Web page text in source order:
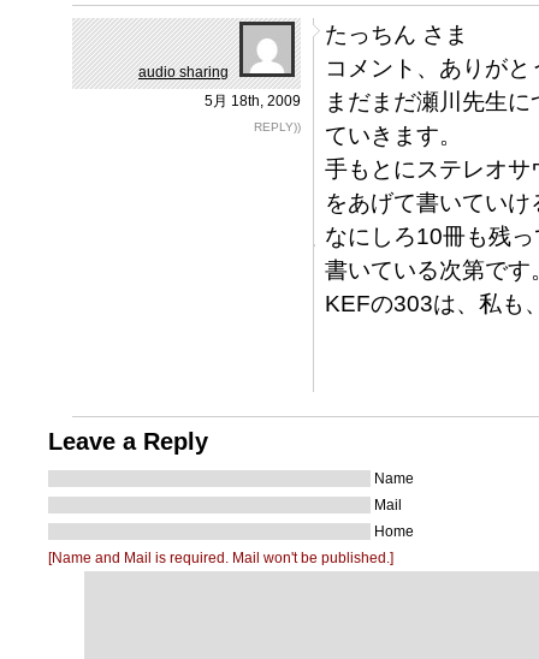
audio sharing
5月 18th, 2009
REPLY))
たっちん さま
コメント、ありが
まだまだ瀬川先生
ていきます。
手もとにステレオ
をあげて書いていけ
なにしろ10冊も残
書いている次第です
KEFの303は、私も
Leave a Reply
Name
Mail
Home
[Name and Mail is required. Mail won't be published.]